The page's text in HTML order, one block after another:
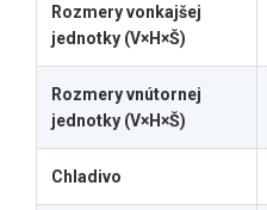
Rozmery vonkajšej
jednotky (V×H×Š)
Rozmery vnútornej
jednotky (V×H×Š)
Chladivo